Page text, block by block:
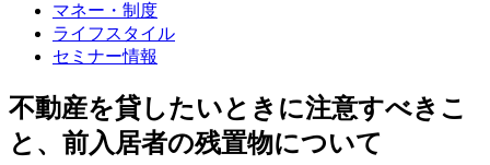
マネー・制度
ライフスタイル
セミナー情報
不動産を貸したいときに注意すべきこ
と、前入居者の残置物について